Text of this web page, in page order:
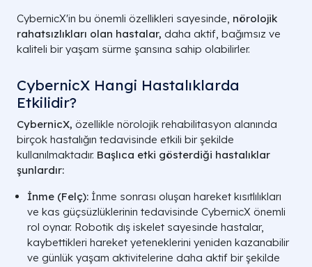
CybernicX'in bu önemli özellikleri sayesinde, nörolojik
rahatsızlıkları olan hastalar, daha aktif, bağımsız ve
kaliteli bir yaşam sürme şansına sahip olabilirler.
CybernicX Hangi Hastalıklarda
Etkilidir?
CybernicX, özellikle nörolojik rehabilitasyon alanında
birçok hastalığın tedavisinde etkili bir şekilde
kullanılmaktadır. Başlıca etki gösterdiği hastalıklar
şunlardır:
İnme (Felç): İnme sonrası oluşan hareket kısıtlılıkları
ve kas güçsüzlüklerinin tedavisinde CybernicX önemli
rol oynar. Robotik dış iskelet sayesinde hastalar,
kaybettikleri hareket yeteneklerini yeniden kazanabilir
ve günlük yaşam aktivitelerine daha aktif bir şekilde